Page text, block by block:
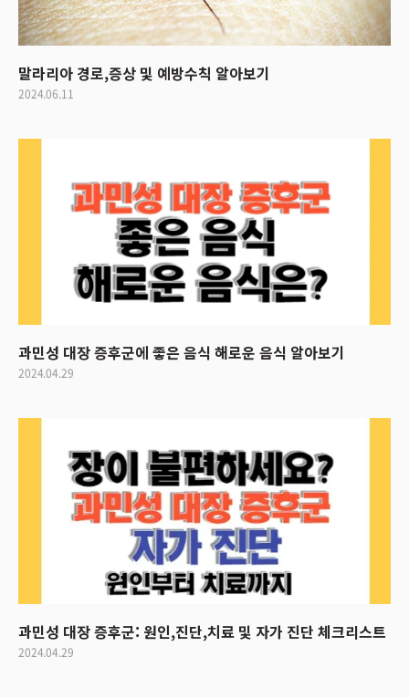
말라리아 경로,증상 및 예방수칙 알아보기
2024.06.11
과민성 대장 증후군에 좋은 음식 해로운 음식 알아보기
2024.04.29
과민성 대장 증후군: 원인,진단,치료 및 자가 진단 체크리스트
2024.04.29